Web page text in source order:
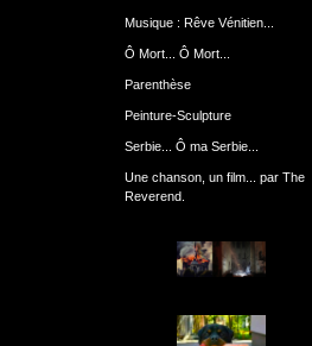
Musique : Rêve Vénitien...
Ô Mort... Ô Mort...
Parenthèse
Peinture-Sculpture
Serbie... Ô ma Serbie...
Une chanson, un film... par The
Reverend.